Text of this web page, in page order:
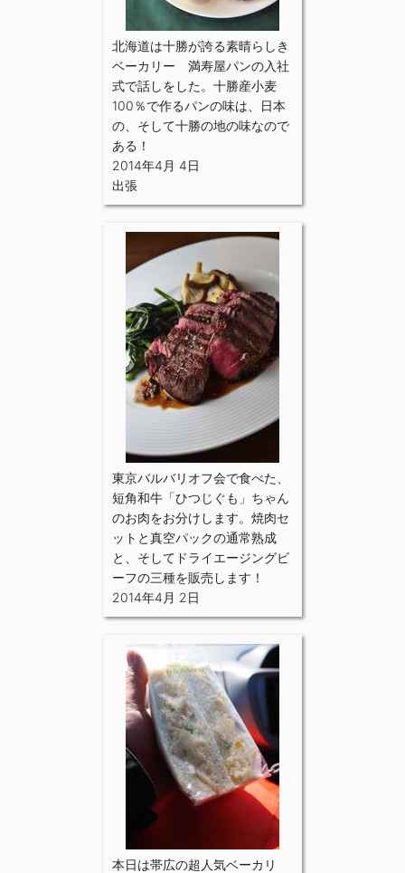
北海道は十勝が誇る素晴らしき
ベーカリー 満寿屋パンの入社
式で話しをした。十勝産小麦
100％で作るパンの味は、日本
の、そして十勝の地の味なので
ある！
2014年4月 4日
出張
東京バルバリオフ会で食べた、
短角和牛「ひつじぐも」ちゃん
のお肉をお分けします。焼肉セ
ットと真空パックの通常熟成
と、そしてドライエージングビ
ーフの三種を販売します！
2014年4月 2日
本日は帯広の超人気ベーカリ